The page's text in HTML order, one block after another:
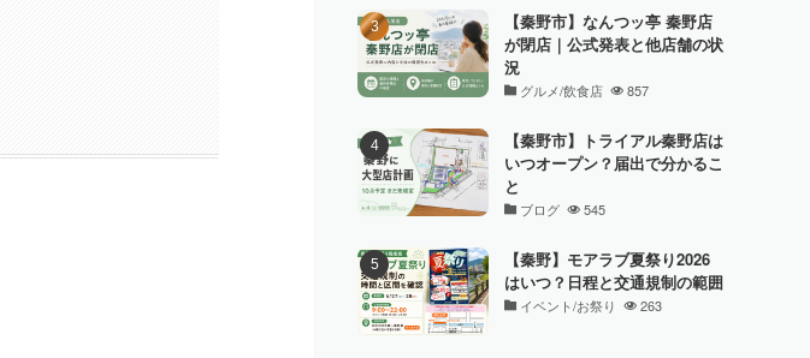
【秦野市】なんつッ亭 秦野店
が閉店｜公式発表と他店舗の状
況
グルメ/飲食店 857
【秦野市】トライアル秦野店は
いつオープン？届出で分かるこ
と
ブログ 545
【秦野】モアラブ夏祭り2026
はいつ？日程と交通規制の範囲
イベント/お祭り 263